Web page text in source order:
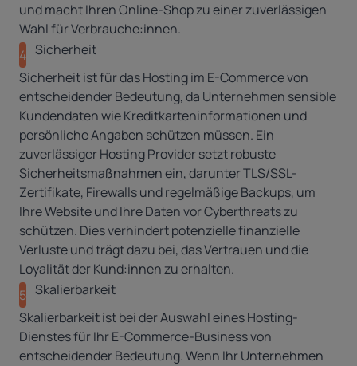
und macht Ihren Online-Shop zu einer zuverlässigen
Wahl für Verbrauche:innen.
4 Sicherheit
Sicherheit ist für das Hosting im E-Commerce von
entscheidender Bedeutung, da Unternehmen sensible
Kundendaten wie Kreditkarteninformationen und
persönliche Angaben schützen müssen. Ein
zuverlässiger Hosting Provider setzt robuste
Sicherheitsmaßnahmen ein, darunter TLS/SSL-
Zertifikate, Firewalls und regelmäßige Backups, um
Ihre Website und Ihre Daten vor Cyberthreats zu
schützen. Dies verhindert potenzielle finanzielle
Verluste und trägt dazu bei, das Vertrauen und die
Loyalität der Kund:innen zu erhalten.
5 Skalierbarkeit
Skalierbarkeit ist bei der Auswahl eines Hosting-
Dienstes für Ihr E-Commerce-Business von
entscheidender Bedeutung. Wenn Ihr Unternehmen